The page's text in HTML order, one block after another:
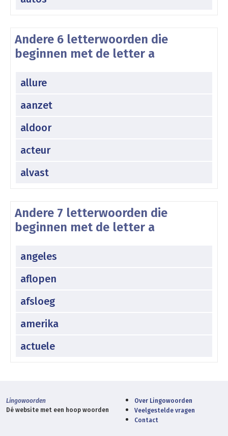
Andere 6 letterwoorden die
beginnen met de letter a
allure
aanzet
aldoor
acteur
alvast
Andere 7 letterwoorden die
beginnen met de letter a
angeles
aflopen
afsloeg
amerika
actuele
Lingowoorden
Dé website met een hoop woorden
Over Lingowoorden
Veelgestelde vragen
Contact